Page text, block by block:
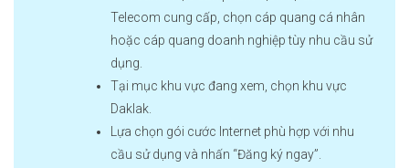
Telecom cung cấp, chọn cáp quang cá nhân
hoặc cáp quang doanh nghiệp tùy nhu cầu sử
dụng.
Tại mục khu vực đang xem, chọn khu vực
Daklak.
Lựa chọn gói cước Internet phù hợp với nhu
cầu sử dụng và nhấn “Đăng ký ngay”.